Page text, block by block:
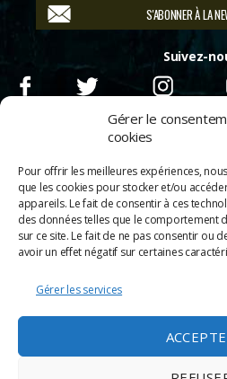
Gérer le
cookies
Pour offrir les meilleures expériences,
que les cookies pour stocker et/ou
appareils. Le fait de consentir à ces
des données telles que le comportement
sur ce site. Le fait de ne pas consentir ou
avoir un effet négatif sur certaines
Gérer les services
S'ABONNER À LA
Suivez-
© 2026Scènes